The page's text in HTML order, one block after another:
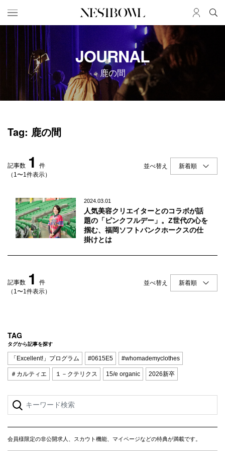
HOME
求人検索
新着求人
ブランド一覧
インタビュー
ニュース＆イベント
データ
SERVICE
初めての方へ
Q&A
企業担当の方へ
ログイン
会員登録
JOURNAL
鹿の間
Tag: 鹿の間
記事数 1
件
（1〜1件表示）
並べ替え
2024.03.01
人気美容クリエイターとのコラボが話
題の「ピンクフルデー」。Z世代の心を
掴む、福岡ソフトバンクホークスの仕
掛けとは
記事数 1
件
（1〜1件表示）
並べ替え
TAG
タグから記事を探す
「Excellent!」プログラム #0615E5 #whomademyclothes
＃カルティエ １－クテリクス 15/e organic 2026新卒
会員様限定の非公開求人、スカウト機能、マイページなどの特典が満載です。